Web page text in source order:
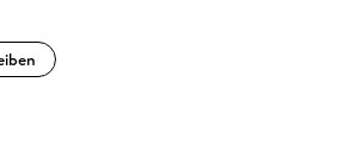
schrieb er für die
Besetzungen und
, Rock- und Jazzkünstler. Felix